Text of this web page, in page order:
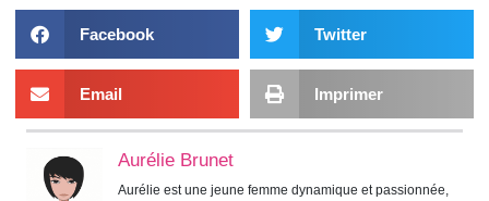
Facebook Twitter
Email Imprimer
Aurélie Brunet
Aurélie est une jeune femme dynamique et passionnée,